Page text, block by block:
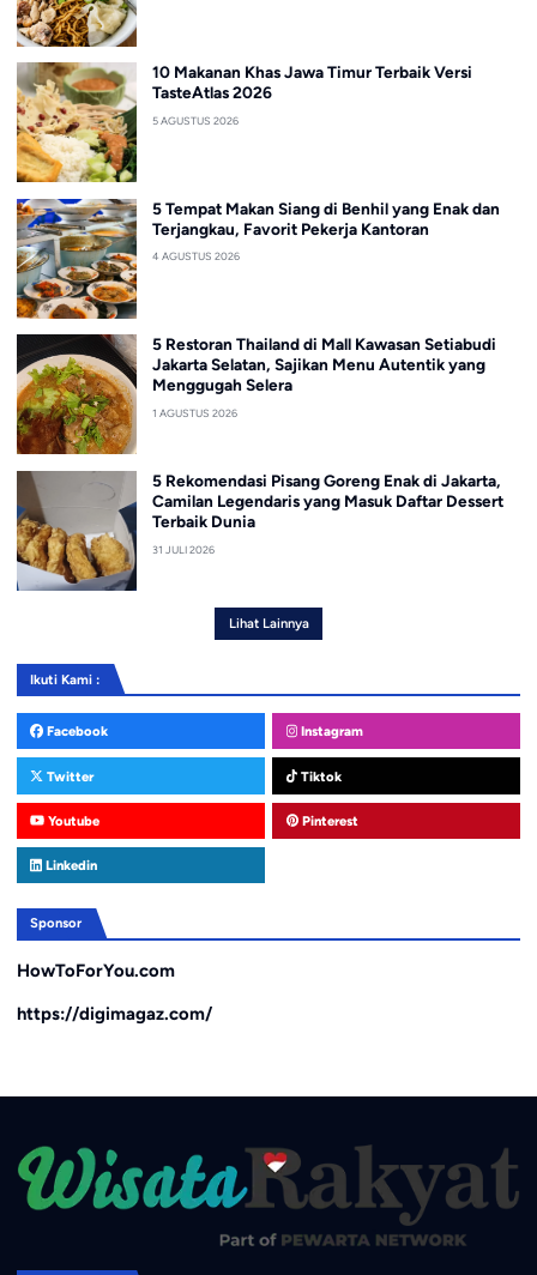
10 Makanan Khas Jawa Timur Terbaik Versi
TasteAtlas 2026
5 AGUSTUS 2026
5 Tempat Makan Siang di Benhil yang Enak dan
Terjangkau, Favorit Pekerja Kantoran
4 AGUSTUS 2026
5 Restoran Thailand di Mall Kawasan Setiabudi
Jakarta Selatan, Sajikan Menu Autentik yang
Menggugah Selera
1 AGUSTUS 2026
5 Rekomendasi Pisang Goreng Enak di Jakarta,
Camilan Legendaris yang Masuk Daftar Dessert
Terbaik Dunia
31 JULI 2026
Lihat Lainnya
Ikuti Kami :
Facebook Instagram
Twitter Tiktok
Youtube Pinterest
Linkedin
Sponsor
HowToForYou.com
https://digimagaz.com/